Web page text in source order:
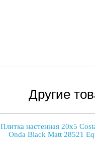
Другие
Плитка настенная 20x5
Onda Black Matt 28521